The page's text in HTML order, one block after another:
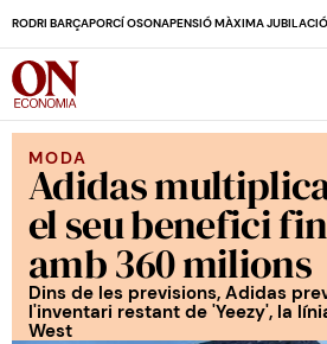
RODRI BARÇAPORCÍ OSONAPENSIÓ MÀXIMA JUBILACIÓ
MODA
Adidas
el seu benefici
amb 360 milions
Dins de les previsions, Adidas
l'inventari restant de 'Yeezy', la
West